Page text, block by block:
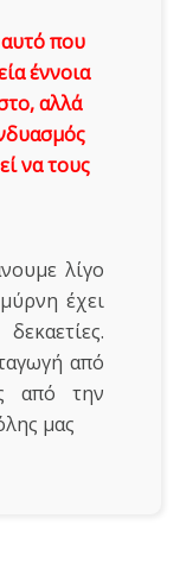
αυτό που
έννοια
αλλά
να τους
λίγο
έχει
από
από την
μας